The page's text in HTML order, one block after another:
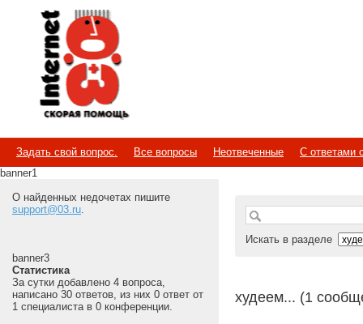
Internet
Скорая помощь
Задать свой вопрос. Все вопросы Неотвеченные
С ответами
banner1
О найденных недочетах пишите
support@03.ru.
banner3
Статистика
За сутки добавлено 4 вопроса,
написано 30 ответов, из них 0 ответ от
1 специалиста в 0 конференции.
Искать в разделе
худеем... (1